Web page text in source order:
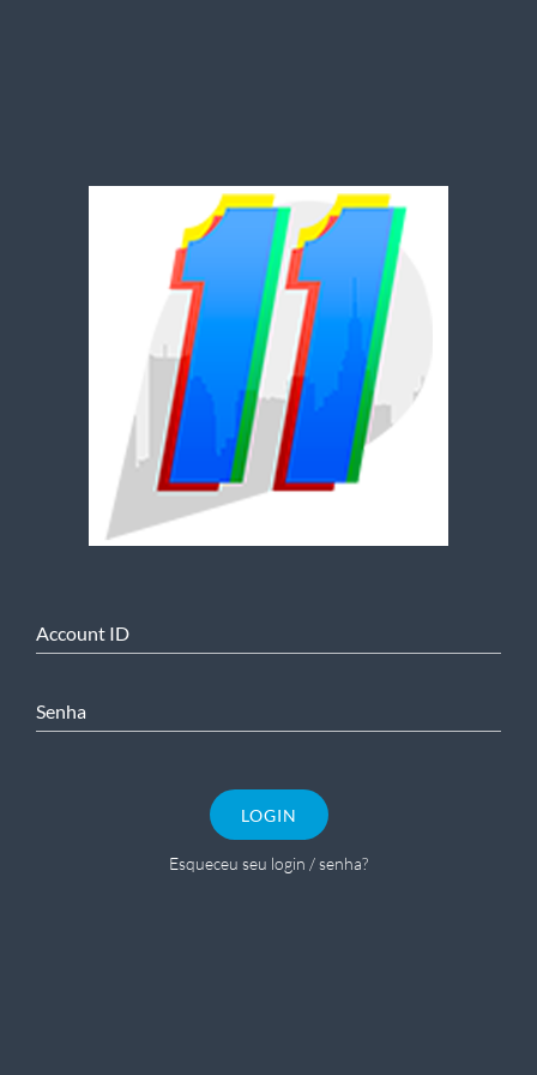
Account ID
Senha
LOGIN
Esqueceu seu login / senha?